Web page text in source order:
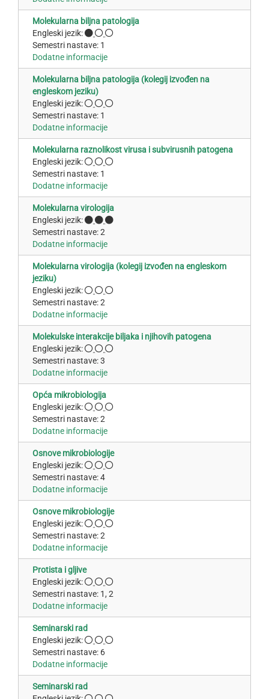
Molekularna biljna patologija
Engleski jezik:
Semestri nastave: 1
Dodatne informacije
Molekularna biljna patologija (kolegij izvođen na
engleskom jeziku)
Engleski jezik:
Semestri nastave: 1
Dodatne informacije
Molekularna raznolikost virusa i subvirusnih patogena
Engleski jezik:
Semestri nastave: 1
Dodatne informacije
Molekularna virologija
Engleski jezik:
Semestri nastave: 2
Dodatne informacije
Molekularna virologija (kolegij izvođen na engleskom
jeziku)
Engleski jezik:
Semestri nastave: 2
Dodatne informacije
Molekulske interakcije biljaka i njihovih patogena
Engleski jezik:
Semestri nastave: 3
Dodatne informacije
Opća mikrobiologija
Engleski jezik:
Semestri nastave: 2
Dodatne informacije
Osnove mikrobiologije
Engleski jezik:
Semestri nastave: 4
Dodatne informacije
Osnove mikrobiologije
Engleski jezik:
Semestri nastave: 2
Dodatne informacije
Protista i gljive
Engleski jezik:
Semestri nastave: 1, 2
Dodatne informacije
Seminarski rad
Engleski jezik:
Semestri nastave: 6
Dodatne informacije
Seminarski rad